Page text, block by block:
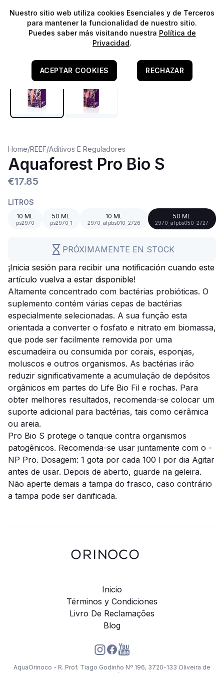
⭐️¡Envíos gratis para pedidos superiores a 60€!*⭐️
Home/REEF/Aditivos E Reguladores
Aquaforest Pro Bio S
€17.85
LITROS
10 ML
ps2970
50 ML
ps2970_1
10 ML
2970_afpbs010_2726
50 ML
2970_afpbs050_2727
PRÓXIMAMENTE EN STOCK
¡Inicia sesión para recibir una notificación cuando este
artículo vuelva a estar disponible!
Altamente concentrado com bactérias probióticas. O
suplemento contém várias cepas de bactérias
especialmente selecionadas. A sua função esta
orientada a converter o fosfato e nitrato em biomassa,
que pode ser facilmente removida por uma
escumadeira ou consumida por corais, esponjas,
moluscos e outros organismos. As bactérias irão
reduzir significativamente a acumulação de depósitos
orgânicos em partes do Life Bio Fil e rochas. Para
obter melhores resultados, recomenda-se colocar um
suporte adicional para bactérias, tais como cerâmica
ou areia.
Pro Bio S protege o tanque contra organismos
patogênicos. Recomenda-se usar juntamente com o -
NP Pro. Dosagem: 1 gota por cada 100 l por dia Agitar
antes de usar. Depois de aberto, guarde na geleira.
Não aperte demais a tampa do frasco, caso contrário
a tampa pode ser danificada.
Inicio
Términos y Condiciones
Livro De Reclamações
Blog
AquaOrinoco - R. Prof. Tiago Godinho Nº 196, 3720-133 Oliveira de
Nuestro sitio web utiliza cookies Esenciales y de Terceros
para mantener la funcionalidad de nuestro sitio.
Puedes saber más visitando nuestra Política de
Privacidad.
ACEPTAR COOKIES RECHAZAR